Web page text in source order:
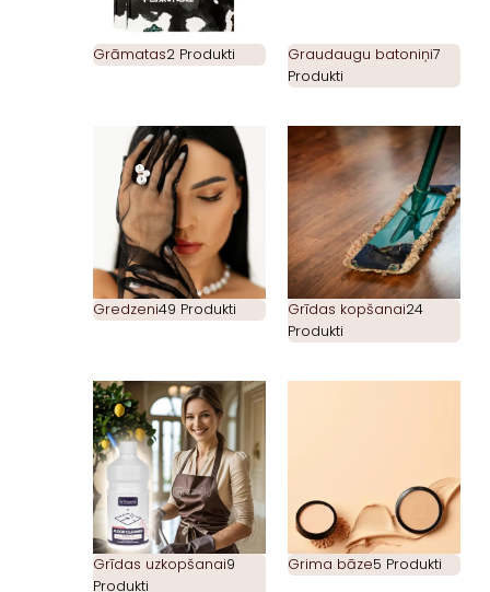
Grāmatas2 Produkti Graudaugu batoniņi7
Produkti
Gredzeni49 Produkti Grīdas kopšanai24
Produkti
Grīdas uzkopšanai9
Produkti
Grima bāze5 Produkti